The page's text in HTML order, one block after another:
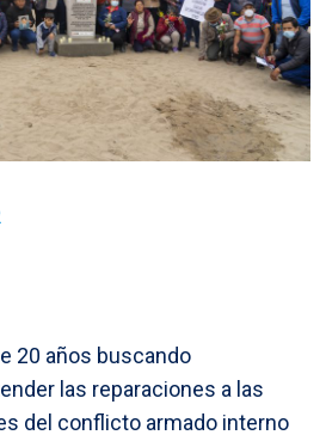
20 años buscando
las reparaciones a las
del conflicto armado interno